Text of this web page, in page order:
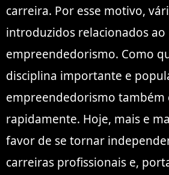
carreira. Por esse motivo,
introduzidos relacionados ao
empreendedorismo. Como
disciplina importante e
empreendedorismo também
rapidamente. Hoje, mais e
favor de se tornar
carreiras profissionais e,